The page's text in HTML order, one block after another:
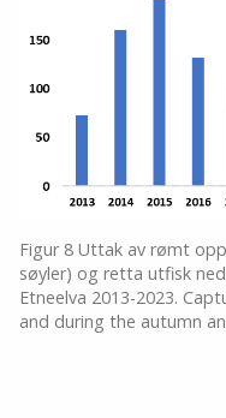
Figur 8 Uttak av rømt
søyler) og retta utfisk
Etneelva 2013-2023.
and during the autumn